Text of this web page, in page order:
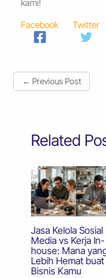
kami!
Facebook
Twitter
← Previous Post
Related
Jasa Kelola Sosial
Media vs Kerja In-
house: Mana
Lebih Hemat buat
Bisnis Kamu